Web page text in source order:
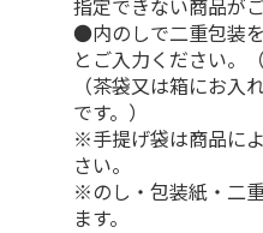
指定できない商品が
●内のしで二重包装
とご入力ください。
（茶袋又は箱にお
です。）
※手提げ袋は商品に
さい。
※のし・包装紙・二
ます。